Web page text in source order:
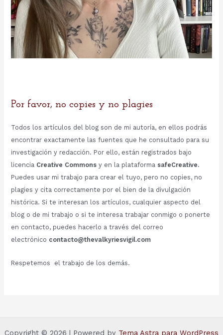
Por favor, no copies y no plagies
Todos los artículos del blog son de mi autoría, en ellos podrás
encontrar exactamente las fuentes que he consultado para su
investigación y redacción. Por ello, están registrados bajo
licencia Creative Commonsy en la plataforma safeCreative.
Puedes usar mi trabajo para crear el tuyo, pero no copies, no
plagies y cita correctamente por el bien de la divulgación
histórica. Si te interesan los artículos, cualquier aspecto del
blog o de mi trabajo o si te interesa trabajar conmigo o ponerte
en contacto, puedes hacerlo a través del correo
electrónico contacto@thevalkyriesvigil.com
Respetemos el trabajo de los demás.
Copyright © 2026 | Powered by Tema Astra para WordPress